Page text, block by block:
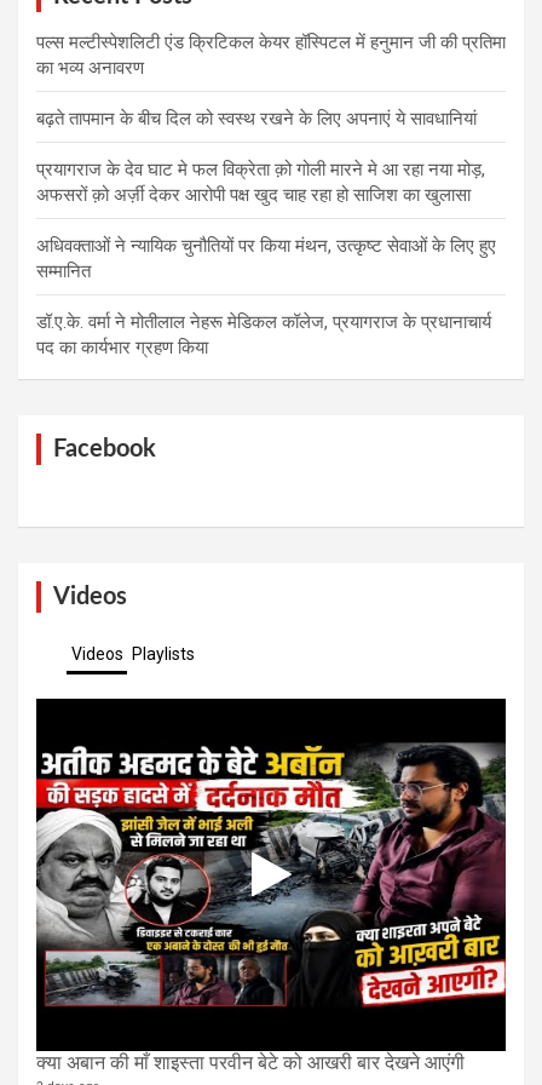
पल्स मल्टीस्पेशलिटी एंड क्रिटिकल केयर हॉस्पिटल में हनुमान जी की प्रतिमा
का भव्य अनावरण
बढ़ते तापमान के बीच दिल को स्वस्थ रखने के लिए अपनाएं ये सावधानियां
प्रयागराज के देव घाट मे फल विक्रेता क़ो गोली मारने मे आ रहा नया मोड़,
अफसरों क़ो अर्ज़ी देकर आरोपी पक्ष खुद चाह रहा हो साजिश का खुलासा
अधिवक्ताओं ने न्यायिक चुनौतियों पर किया मंथन, उत्कृष्ट सेवाओं के लिए हुए
सम्मानित
डॉ.ए.के. वर्मा ने मोतीलाल नेहरू मेडिकल कॉलेज, प्रयागराज के प्रधानाचार्य
पद का कार्यभार ग्रहण किया
Facebook
Videos
Videos Playlists
क्या अबान की माँ शाइस्ता परवीन बेटे को आखरी बार देखने आएंगी